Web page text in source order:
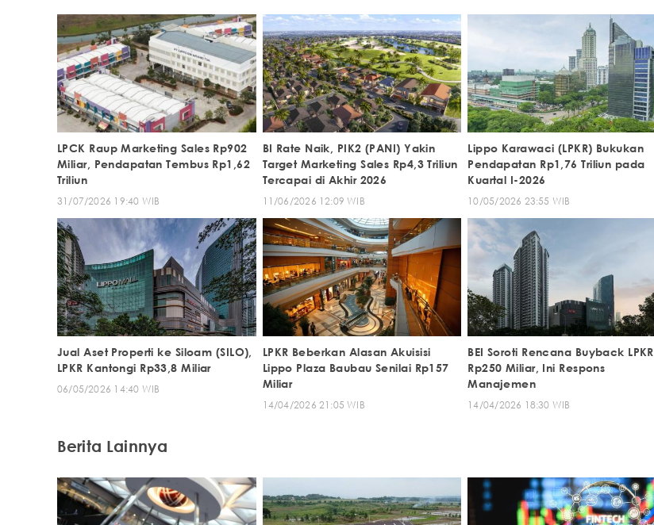
LPCK Raup Marketing Sales Rp902
Miliar, Pendapatan Tembus Rp1,62
Triliun
31/07/2026 19:40 WIB
BI Rate Naik, PIK2 (PANI) Yakin
Target Marketing Sales Rp4,3 Triliun
Tercapai di Akhir 2026
11/06/2026 12:09 WIB
Lippo Karawaci (LPKR) Bukukan
Pendapatan Rp1,76 Triliun pada
Kuartal I-2026
10/05/2026 23:55 WIB
Jual Aset Properti ke Siloam (SILO),
LPKR Kantongi Rp33,8 Miliar
06/05/2026 14:40 WIB
LPKR Beberkan Alasan Akuisisi
Lippo Plaza Baubau Senilai Rp157
Miliar
14/04/2026 21:05 WIB
BEI Soroti Rencana Buyback LPKR
Rp250 Miliar, Ini Respons
Manajemen
14/04/2026 18:30 WIB
Berita Lainnya